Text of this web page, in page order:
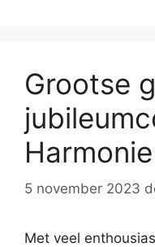
Grootse
Harmonie
5 november 2023
Met veel